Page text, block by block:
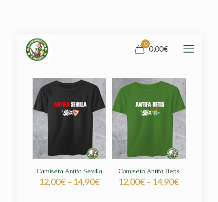
0
0,00€
Camiseta Antifa Sevilla
12,00€– 14,90€
Camiseta Antifa Betis
12,00€– 14,90€